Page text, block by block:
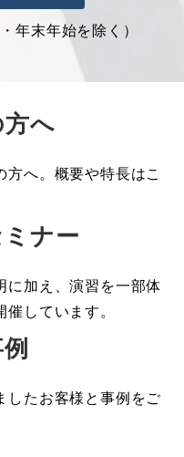
年末年始を除く）
へ
へ。概要や特長はこ
ナー
に加え、演習を一部体
しています。
したお客様と事例をご